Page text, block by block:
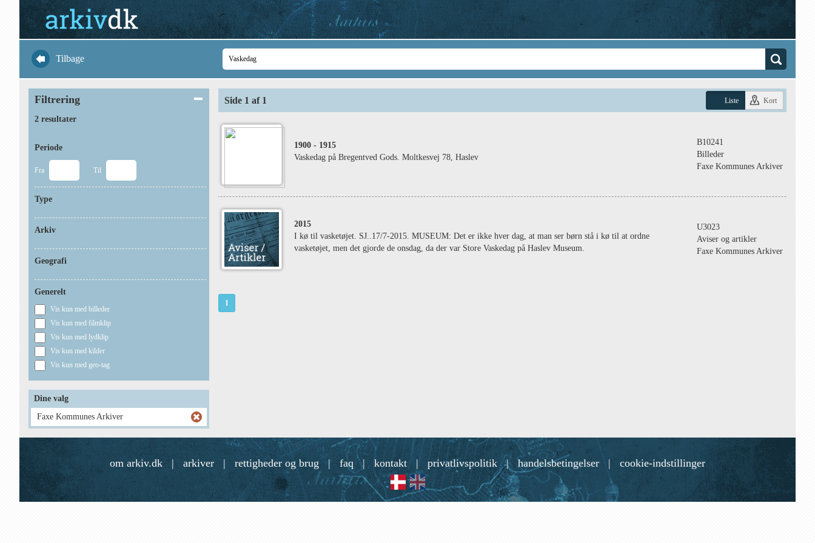
Tilbage
Filtrering
2 resultater
Periode
Fra Til
Type
Arkiv
Geografi
Generelt
Vis kun med billeder
Vis kun med filmklip
Vis kun med lydklip
Vis kun med kilder
Vis kun med geo-tag
Dine valg
Faxe Kommunes Arkiver
Side 1 af 1 Liste Kort
1900 - 1915
Vaskedag på Bregentved Gods. Moltkesvej 78, Haslev
B10241
Billeder
Faxe Kommunes Arkiver
2015
I kø til vasketøjet. SJ..17/7-2015. MUSEUM: Det er ikke hver dag, at man ser børn stå i kø til at ordne
vasketøjet, men det gjorde de onsdag, da der var Store Vaskedag på Haslev Museum.
U3023
Aviser og artikler
Faxe Kommunes Arkiver
1
om arkiv.dk | arkiver | rettigheder og brug | faq | kontakt | privatlivspolitik | handelsbetingelser | cookie-indstillinger